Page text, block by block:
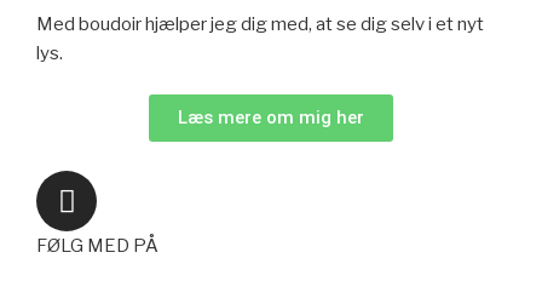
Med boudoir hjælper jeg dig med, at se dig selv i et nyt
lys.
Læs mere om mig her
FØLG MED PÅ